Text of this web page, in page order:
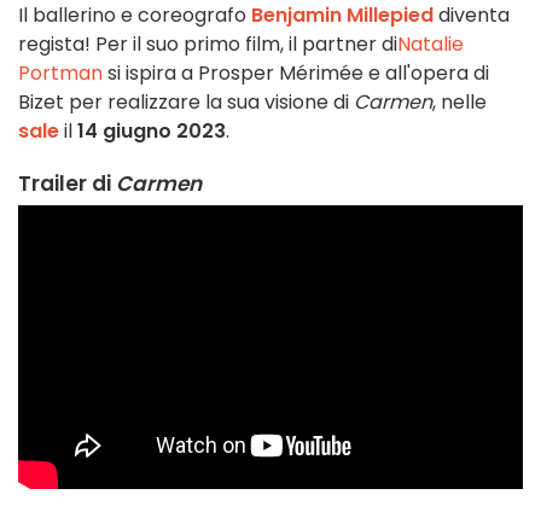
Il ballerino e coreografo Benjamin Millepieddiventa
regista! Per il suo primo film, il partner diNatalie
Portmansi ispira a Prosper Mérimée e all'opera di
Bizet per realizzare la sua visione di Carmen, nelle
saleil14 giugno 2023.
Trailer di Carmen